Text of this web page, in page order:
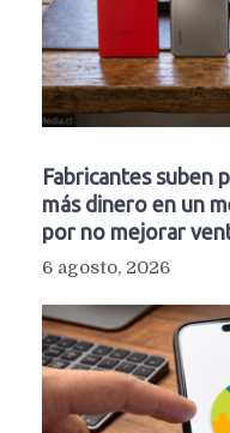
Fabricantes suben
más dinero en un
por no mejorar
6 agosto, 2026